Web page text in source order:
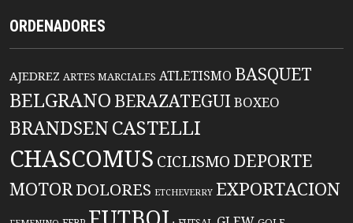
ORDENADORES
AJEDREZ ARTES MARCIALES ATLETISMO BASQUET
BELGRANO BERAZATEGUIBOXEO
BRANDSENCASTELLI
CHASCOMUS CICLISMO DEPORTE
MOTORDOLORES ETCHEVERRY EXPORTACION